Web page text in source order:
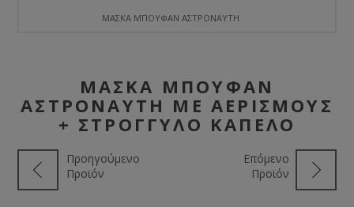
ΜΆΣΚΑ ΜΠΟΥΦΆΝ ΑΣΤΡΟΝΑΎΤΗ ΜΕ ΑΕΡΙΣΜΟΎΣ +
ΜΆΣΚΑ ΜΠΟΥΦΆΝ
ΑΣΤΡΟΝΑΎΤΗ ΜΕ ΑΕΡΙΣΜΟΎΣ
+ ΣΤΡΌΓΓΥΛΟ ΚΑΠΈΛΟ
Προηγούμενο
Προϊόν
Επόμενο
Προϊόν